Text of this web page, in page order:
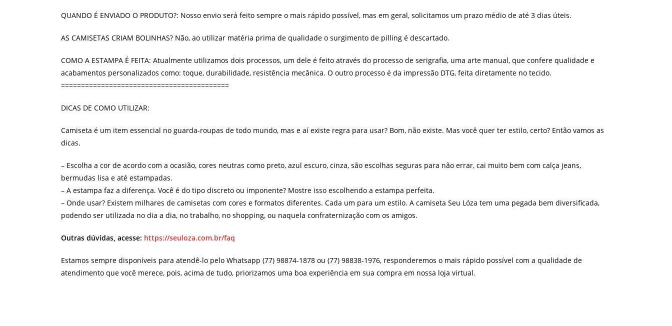
QUANDO É ENVIADO O PRODUTO?: Nosso envio será feito sempre o mais rápido possível, mas em geral, solicitamos um prazo médio de até 3 dias úteis.
AS CAMISETAS CRIAM BOLINHAS? Não, ao utilizar matéria prima de qualidade o surgimento de pilling é descartado.
COMO A ESTAMPA É FEITA: Atualmente utilizamos dois processos, um dele é feito através do processo de serigrafia, uma arte manual, que confere qualidade e
acabamentos personalizados como: toque, durabilidade, resistência mecânica. O outro processo é da impressão DTG, feita diretamente no tecido.
==========================================
DICAS DE COMO UTILIZAR:
Camiseta é um item essencial no guarda-roupas de todo mundo, mas e aí existe regra para usar? Bom, não existe. Mas você quer ter estilo, certo? Então vamos as
dicas.
– Escolha a cor de acordo com a ocasião, cores neutras como preto, azul escuro, cinza, são escolhas seguras para não errar, cai muito bem com calça jeans,
bermudas lisa e até estampadas.
– A estampa faz a diferença. Você é do tipo discreto ou imponente? Mostre isso escolhendo a estampa perfeita.
– Onde usar? Existem milhares de camisetas com cores e formatos diferentes. Cada um para um estilo. A camiseta Seu Lóza tem uma pegada bem diversificada,
podendo ser utilizada no dia a dia, no trabalho, no shopping, ou naquela confraternização com os amigos.
Outras dúvidas, acesse: https://seuloza.com.br/faq
Estamos sempre disponíveis para atendê-lo pelo Whatsapp (77) 98874-1878 ou (77) 98838-1976, responderemos o mais rápido possível com a qualidade de
atendimento que você merece, pois, acima de tudo, priorizamos uma boa experiência em sua compra em nossa loja virtual.